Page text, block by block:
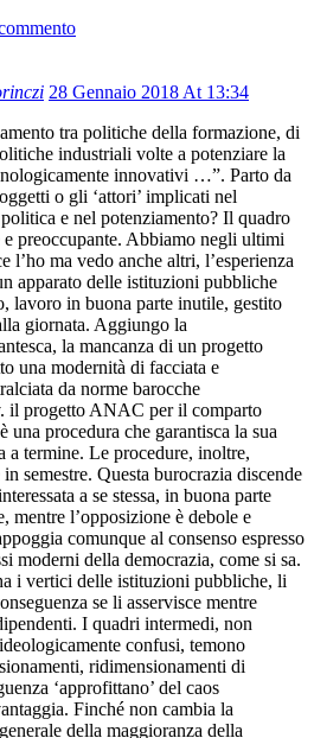
28 Gennaio 2018 At 13:34
tra politiche della formazione, di
industriali volte a potenziare la
innovativi …”. Parto da
o gli ‘attori’ implicati nel
e nel potenziamento? Il quadro
e preoccupante. Abbiamo negli ultimi
l’ho ma vedo anche altri, l’esperienza
apparato delle istituzioni pubbliche
lavoro in buona parte inutile, gestito
giornata. Aggiungo la
la mancanza di un progetto
una modernità di facciata e
da norme barocche
il progetto ANAC per il comparto
una procedura che garantisca la sua
a termine. Le procedure, inoltre,
semestre. Questa burocrazia discende
a se stessa, in buona parte
mentre l’opposizione è debole e
comunque al consenso espresso
moderni della democrazia, come si sa.
i vertici delle istituzioni pubbliche, li
se li asservisce mentre
I quadri intermedi, non
confusi, temono
ridimensionamenti di
‘approfittano’ del caos
Finché non cambia la
della maggioranza della